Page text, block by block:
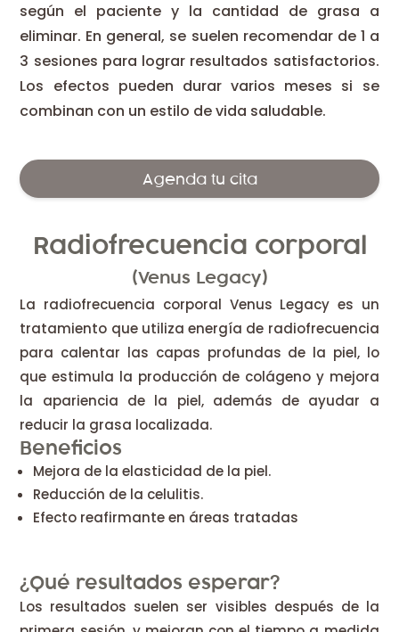
según el paciente y la cantidad de grasa a
eliminar. En general, se suelen recomendar de 1 a
3 sesiones para lograr resultados satisfactorios.
Los efectos pueden durar varios meses si se
combinan con un estilo de vida saludable.
Agenda tu cita
Radiofrecuencia corporal
(Venus Legacy)
La radiofrecuencia corporal Venus Legacy es un
tratamiento que utiliza energía de radiofrecuencia
para calentar las capas profundas de la piel, lo
que estimula la producción de colágeno y mejora
la apariencia de la piel, además de ayudar a
reducir la grasa localizada.
Beneficios
Mejora de la elasticidad de la piel.
Reducción de la celulitis.
Efecto reafirmante en áreas tratadas
¿Qué resultados esperar?
Los resultados suelen ser visibles después de la